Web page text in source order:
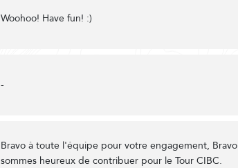
Woohoo! Have fun! :)
-
Bravo à toute l'équipe pour votre engagement,
sommes heureux de contribuer pour le Tour CIBC.